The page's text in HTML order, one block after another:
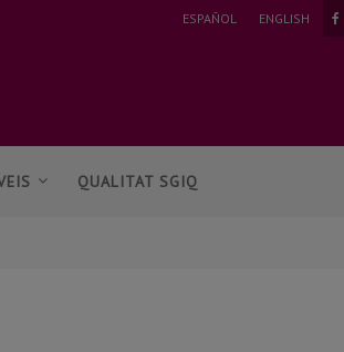
ESPAÑOL ENGLISH
QUALITAT SGIQ